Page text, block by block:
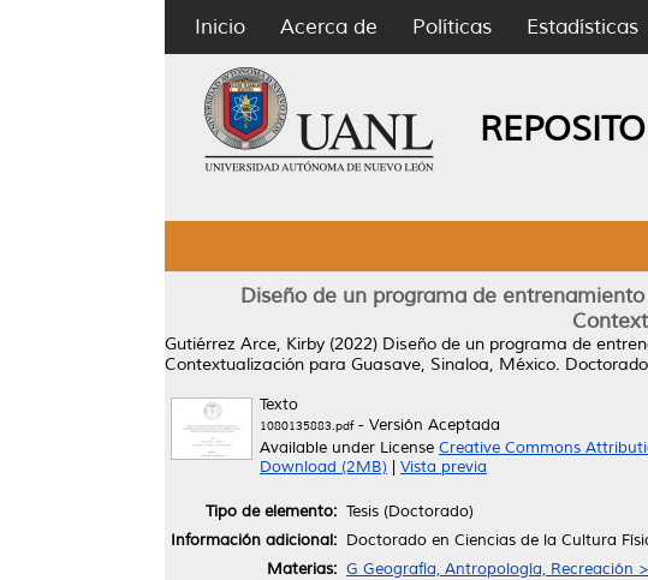
Inicio Acerca de Políticas Estadísticas
Diseño de un programa de
Gutiérrez Arce, Kirby (2022) Diseño de un programa de
Contextualización para Guasave, Sinaloa, México.
Texto
1080135883.pdf- Versión Aceptada
Available under License Creative Commons
Download (2MB)
Vista previa
Tipo de elemento: Tesis (Doctorado)
Información adicional: Doctorado en Ciencias de la Cultura
Materias: G Geografía, Antropología, Recreación